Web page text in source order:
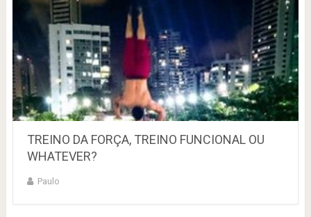
TREINO DA FORÇA, TREINO FUNCIONAL OU
WHATEVER?
Paulo